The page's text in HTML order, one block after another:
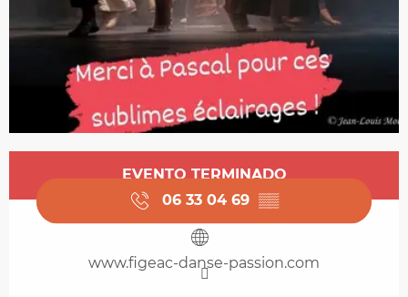
Horarios y datos de contacto
EVENTO TERMINADO
06 33 04 69 ▒▒
www.figeac-danse-passion.com